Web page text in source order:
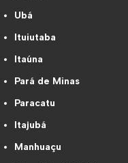
Ubá
Ituiutaba
Itaúna
Pará de Minas
Paracatu
Itajubá
Manhuaçu